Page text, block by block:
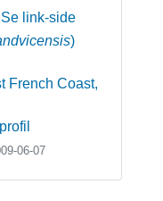
Se link-side
)
French Coast,
06-07